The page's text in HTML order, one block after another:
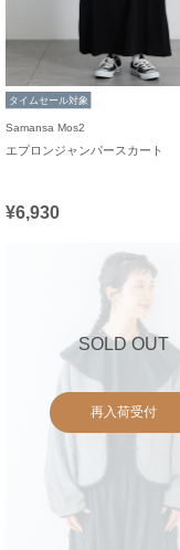
タイムセール対象
Samansa Mos2
エプロンジャンパースカート
¥6,930
SOLD OUT
再入荷受付